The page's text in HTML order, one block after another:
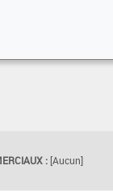
: [Aucun]